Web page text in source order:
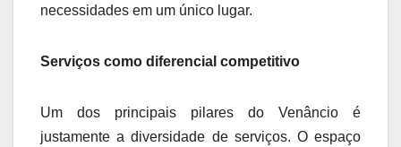
necessidades em um único lugar.
Serviços como diferencial competitivo
Um dos principais pilares do Venâncio é
justamente a diversidade de serviços. O espaço